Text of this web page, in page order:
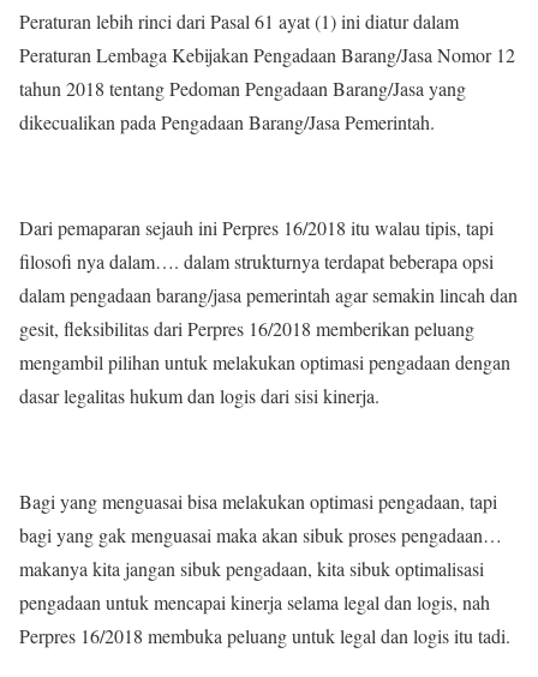
Peraturan lebih rinci dari Pasal 61 ayat (1) ini diatur dalam
Peraturan Lembaga Kebijakan Pengadaan Barang/Jasa Nomor 12
tahun 2018 tentang Pedoman Pengadaan Barang/Jasa yang
dikecualikan pada Pengadaan Barang/Jasa Pemerintah.
Dari pemaparan sejauh ini Perpres 16/2018 itu walau tipis, tapi
filosofi nya dalam…. dalam strukturnya terdapat beberapa opsi
dalam pengadaan barang/jasa pemerintah agar semakin lincah dan
gesit, fleksibilitas dari Perpres 16/2018 memberikan peluang
mengambil pilihan untuk melakukan optimasi pengadaan dengan
dasar legalitas hukum dan logis dari sisi kinerja.
Bagi yang menguasai bisa melakukan optimasi pengadaan, tapi
bagi yang gak menguasai maka akan sibuk proses pengadaan…
makanya kita jangan sibuk pengadaan, kita sibuk optimalisasi
pengadaan untuk mencapai kinerja selama legal dan logis, nah
Perpres 16/2018 membuka peluang untuk legal dan logis itu tadi.